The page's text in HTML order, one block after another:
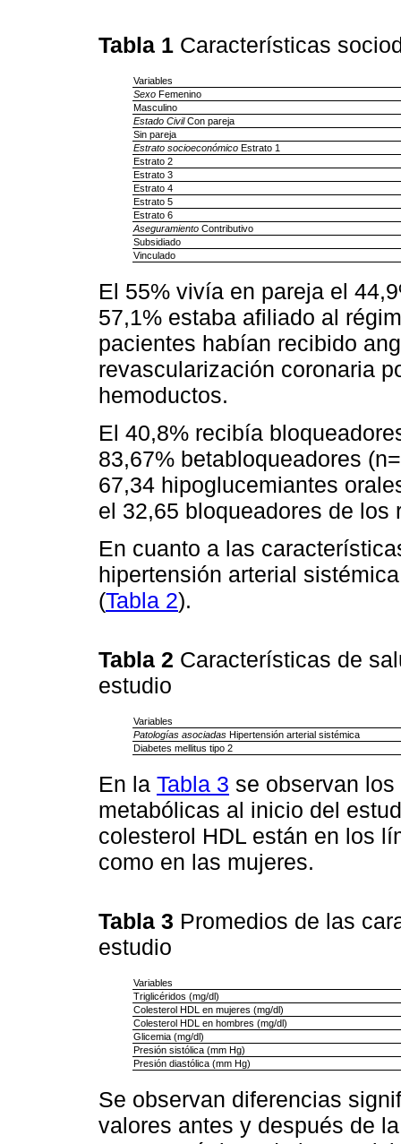
Tabla 1 Características
Variables
SexoFemenino
Masculino
Estado CivilCon pareja
Sin pareja
Estrato socioeconómicoEstrato 1
Estrato 2
Estrato 3
Estrato 4
Estrato 5
Estrato 6
AseguramientoContributivo
Subsidiado
Vinculado
El 55% vivía en pareja el
57,1% estaba afiliado al
pacientes habían recibido
revascularización coronaria
hemoductos.
El 40,8% recibía
83,67% betabloqueadores
67,34 hipoglucemiantes
el 32,65 bloqueadores de los
En cuanto a las
hipertensión arterial
(Tabla 2).
Tabla 2 Características de
estudio
Variables
Patologías asociadasHipertensión arterial sistémica
Diabetes mellitus tipo 2
En la Tabla 3 se observan
metabólicas al inicio del
colesterol HDL están en los
como en las mujeres.
Tabla 3 Promedios de las
estudio
Variables
Triglicéridos (mg/dl)
Colesterol HDL en mujeres (mg/dl)
Colesterol HDL en hombres (mg/dl)
Glicemia (mg/dl)
Presión sistólica (mm Hg)
Presión diastólica (mm Hg)
Se observan diferencias
valores antes y después de